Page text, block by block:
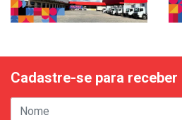
Cadastre-se para